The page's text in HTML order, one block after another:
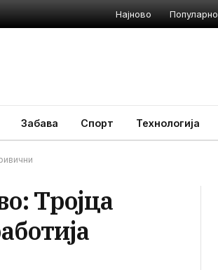
Најново Популарно
Забава Спорт Технологија
Тројца